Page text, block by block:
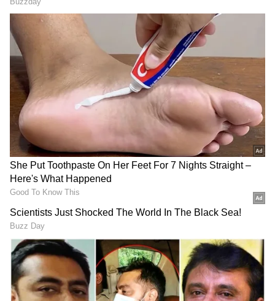
ಬಿಳಿಯ ಹೂವು (White Flower)
ಗಣೇಶ ದೇವರಿಗೆ ಬಿಳಿಯ ಹೂವುಗಳೆಂದರೆ ಆಗಿಬರುವುದಿಲ್ಲ.
ಆತ ಎಂದಿಗೂ ಕೆಂಪು (Red) ಹೂವಿಗೆ ಮನಸೋಲುತ್ತಾನೆ.
ಬಿಳಿಯ ಹೂವುಗಳೆಂದರೆ ಆತನಿಗೆ ಇಷ್ಟವಿಲ್ಲ. ಕೆಂಪು
ದಾಸವಾಳ, ಕೆಂಪು ಕಣಗಿಲೆ ಹೂವುಗಳಿಂದ ಪೂಜಿಸುವುದು
ಶ್ರೇಯಸ್ಕರ.
ದೇವರಿಗೆ ಎಂದಿಗೂ ಬಾಡಿದ ಹೂವುಗಳನ್ನಿಟ್ಟು
ಪೂಜಿಸಬಾರದು. ಬಾಡಿದ ಹೂವುಗಳಿಂದ ಗಣೇಶನ ಅರ್ಚನೆ
ಮಾಡಬೇಡಿ. ಬಾಡಿದ ಹೂವುಗಳನ್ನು ಬಳಕೆ ಮಾಡುವುದರಿಂದ
ಮನೆಯಲ್ಲಿ ದಾರಿದ್ರ್ಯ (Poor) ವಾಸ ಮಾಡುತ್ತದೆ
ಎನ್ನಲಾಗುತ್ತದೆ. ಹಬ್ಬಕ್ಕೆಂದು ಎರಡು ದಿನ ಮುನ್ನವೇ
RECOMMENDED STORIES
ಆಶ್ಲೇಷದಿಂದ ಮಘಾ ನಕ್ಷತ್ರಕ್ಕೆ
ಸೂರ್ಯನ ಶಿಫ್ಟ್: ಈ 5 ರಾಶಿಗಳಿಗೆ
ದುಡ್ಡಿನ ಸುರಿಮಳೆ
ಬುಧನಿಂದ ಕುಬೇರ-ವಿದ್ಯಾ
ಜೀವನ